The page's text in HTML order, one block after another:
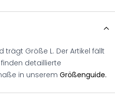
trägt Größe L. Der Artikel fällt
detaillierte
in unserem Größenguide.